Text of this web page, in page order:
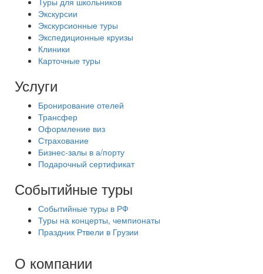
Экскурсии
Экскурсионные туры
Экспедиционные круизы
Клиники
Карточные туры
Услуги
Бронирование отелей
Трансфер
Оформление виз
Страхование
Бизнес-залы в а/порту
Подарочный сертификат
Событийные туры
Событийные туры в РФ
Туры на концерты, чемпионаты
Праздник Ртвели в Грузии
О компании